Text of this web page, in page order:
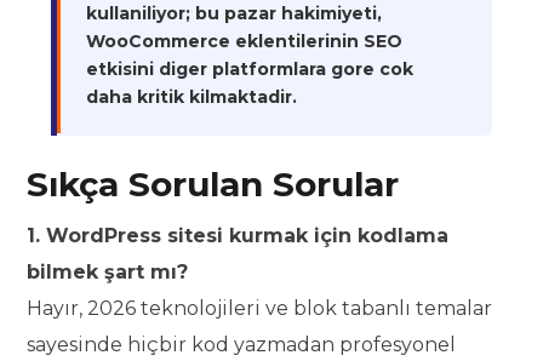
kullaniliyor; bu pazar hakimiyeti,
WooCommerce eklentilerinin SEO
etkisini diger platformlara gore cok
daha kritik kilmaktadir.
Sıkça Sorulan Sorular
1. WordPress sitesi kurmak için kodlama
bilmek şart mı?
Hayır, 2026 teknolojileri ve blok tabanlı temalar
sayesinde hiçbir kod yazmadan profesyonel